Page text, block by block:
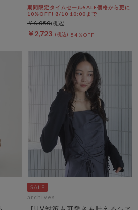
スリポロニットベスト
期間限定タイムセールSALE価格から更に
10%OFF! 8/10 10:00まで
￥2,723 54％OFF
￥6,050
archives